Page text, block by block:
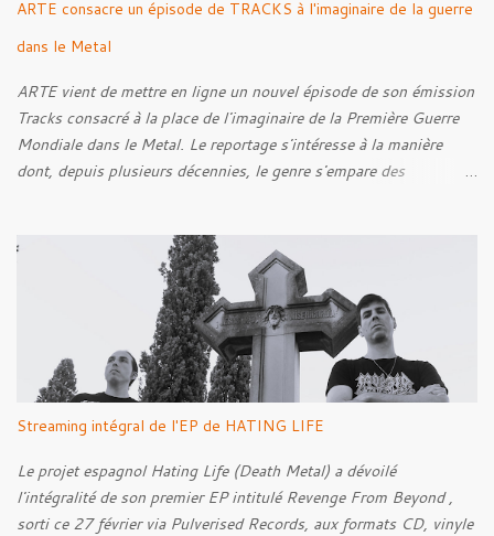
ARTE consacre un épisode de TRACKS à l'imaginaire de la guerre
dans le Metal
ARTE vient de mettre en ligne un nouvel épisode de son émission
Tracks consacré à la place de l'imaginaire de la Première Guerre
Mondiale dans le Metal. Le reportage s'intéresse à la manière
dont, depuis plusieurs décennies, le genre s'empare des
cette réflexion, Tracks est allé à la rencontre de Noise (
Kanonenfieber ) et de Dmytro Kumar ( 1914 ), qui reviennent sur
leur intérêt pour la Première Guerre mondiale. Le documentaire
donne également la parole au producteur Kristian "Kohle"
Kohlmannslehner, collaborateur de 1914 , ainsi qu'à l'historien
Ralf Raths, directeur du Musée allemand des blindés de Munster,
afin d'interroger plus largement la place des images de guerre
dans l'esthétique et l'imaginaire du Metal. Le reportage est à
découvrir ci-dessous :
Streaming intégral de l'EP de HATING LIFE
Le projet espagnol Hating Life (Death Metal) a dévoilé
l'intégralité de son premier EP intitulé Revenge From Beyond ,
sorti ce 27 février via Pulverised Records, aux formats CD, vinyle